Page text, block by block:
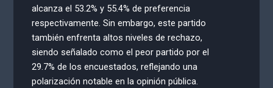
alcanza el 53.2% y 55.4% de preferencia
respectivamente. Sin embargo, este partido
también enfrenta altos niveles de rechazo,
siendo señalado como el peor partido por el
29.7% de los encuestados, reflejando una
polarización notable en la opinión pública.